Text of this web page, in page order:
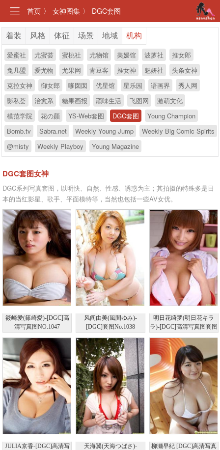
首页 〉 女神图集 〉 DGC套图
着装 风格 体征 场景 地域 机构
爱蜜社 尤蜜荟 蜜桃社 尤物馆 美媛馆 波萝社
推女郎
兔几盟
爱尤物 尤果网 青豆客 推女神 魅妍社
头条女神
克拉女神
御女郎 嗲囡囡 优星馆 星乐园 语画界
秀人网
影私荟
治愈系 糖果画报 顽味生活 飞图网
激萌文化
模范学院
花の颜 YS-Web套图 DGC套图
Young Champion
Bomb.tv
Sabra.net Weekly Young Jump
Weekly Big Comic Spirits
@misty
Weekly Playboy Young Magazine
DGC套图女神
DGC系列写真套图，以明快、自然、性感、诱惑为主；其拍摄的特殊多是日
本的当红影星、歌手、平面模特等，当然也包括一些AV女优。
筱崎爱(篠崎愛)-[DGC]高
清写真图NO.1047
风间由美(風間ゆみ)-
[DGC]套图No.1038
明日花绮罗(明日花キラ
ラ)-[DGC]高清写真图套图
JULIA京香-[DGC]高清写
天海翼(天海つばさ)-
柳瀬早紀 [DGC]高清写真